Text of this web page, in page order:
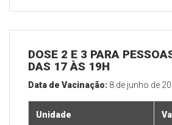
DOSE 2 E 3 PARA
DAS 17 ÀS 19H
Data de Vacinação: 8 de junho de
Unidade